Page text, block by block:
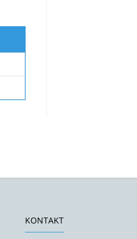
KONTAKT